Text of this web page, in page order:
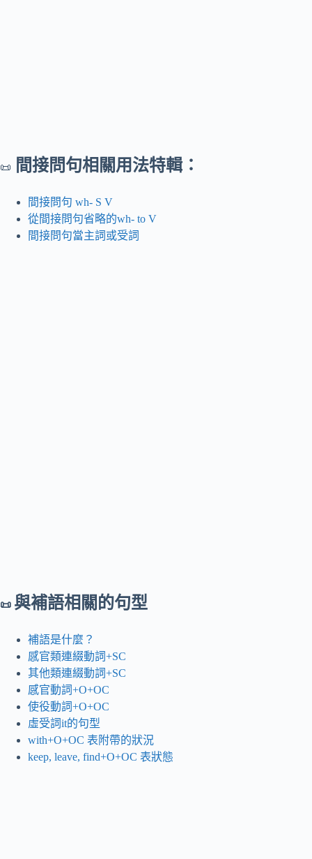
📜 間接問句相關用法特輯：
間接問句 wh- S V
從間接問句省略的wh- to V
間接問句當主詞或受詞
📜 與補語相關的句型
補語是什麼？
感官類連綴動詞+SC
其他類連綴動詞+SC
感官動詞+O+OC
使役動詞+O+OC
虛受詞it的句型
with+O+OC 表附帶的狀況
keep, leave, find+O+OC 表狀態